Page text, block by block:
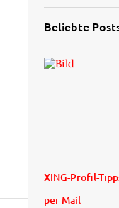
Beliebte
XING-Profil-
per Mail